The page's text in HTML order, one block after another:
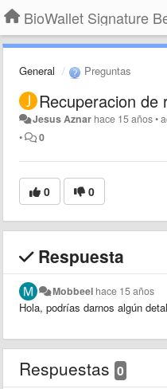
BioWallet Signature
General Preguntas
Recuperacion de
Jesus Aznar hace 15 años•
•
0
0 0
Respuesta
Mobbeel hace 15 años
Hola, podrías darnos algún
Respuestas 0